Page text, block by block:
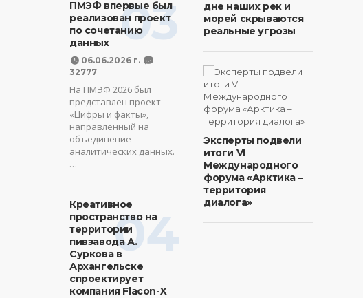
03
ПМЭФ впервые был
реализован проект
по сочетанию
данных
06.06.2026 г.
32777
На ПМЭФ 2026 был
представлен проект
«Цифры и факты»,
направленный на
объединение
аналитических данных.
…
04
Креативное
пространство на
территории
пивзавода А.
Суркова в
Архангельске
спроектирует
компания Flacon-X
дне наших рек и
морей скрываются
реальные угрозы
Эксперты подвели
итоги VI
Международного
форума «Арктика –
территория
диалога»